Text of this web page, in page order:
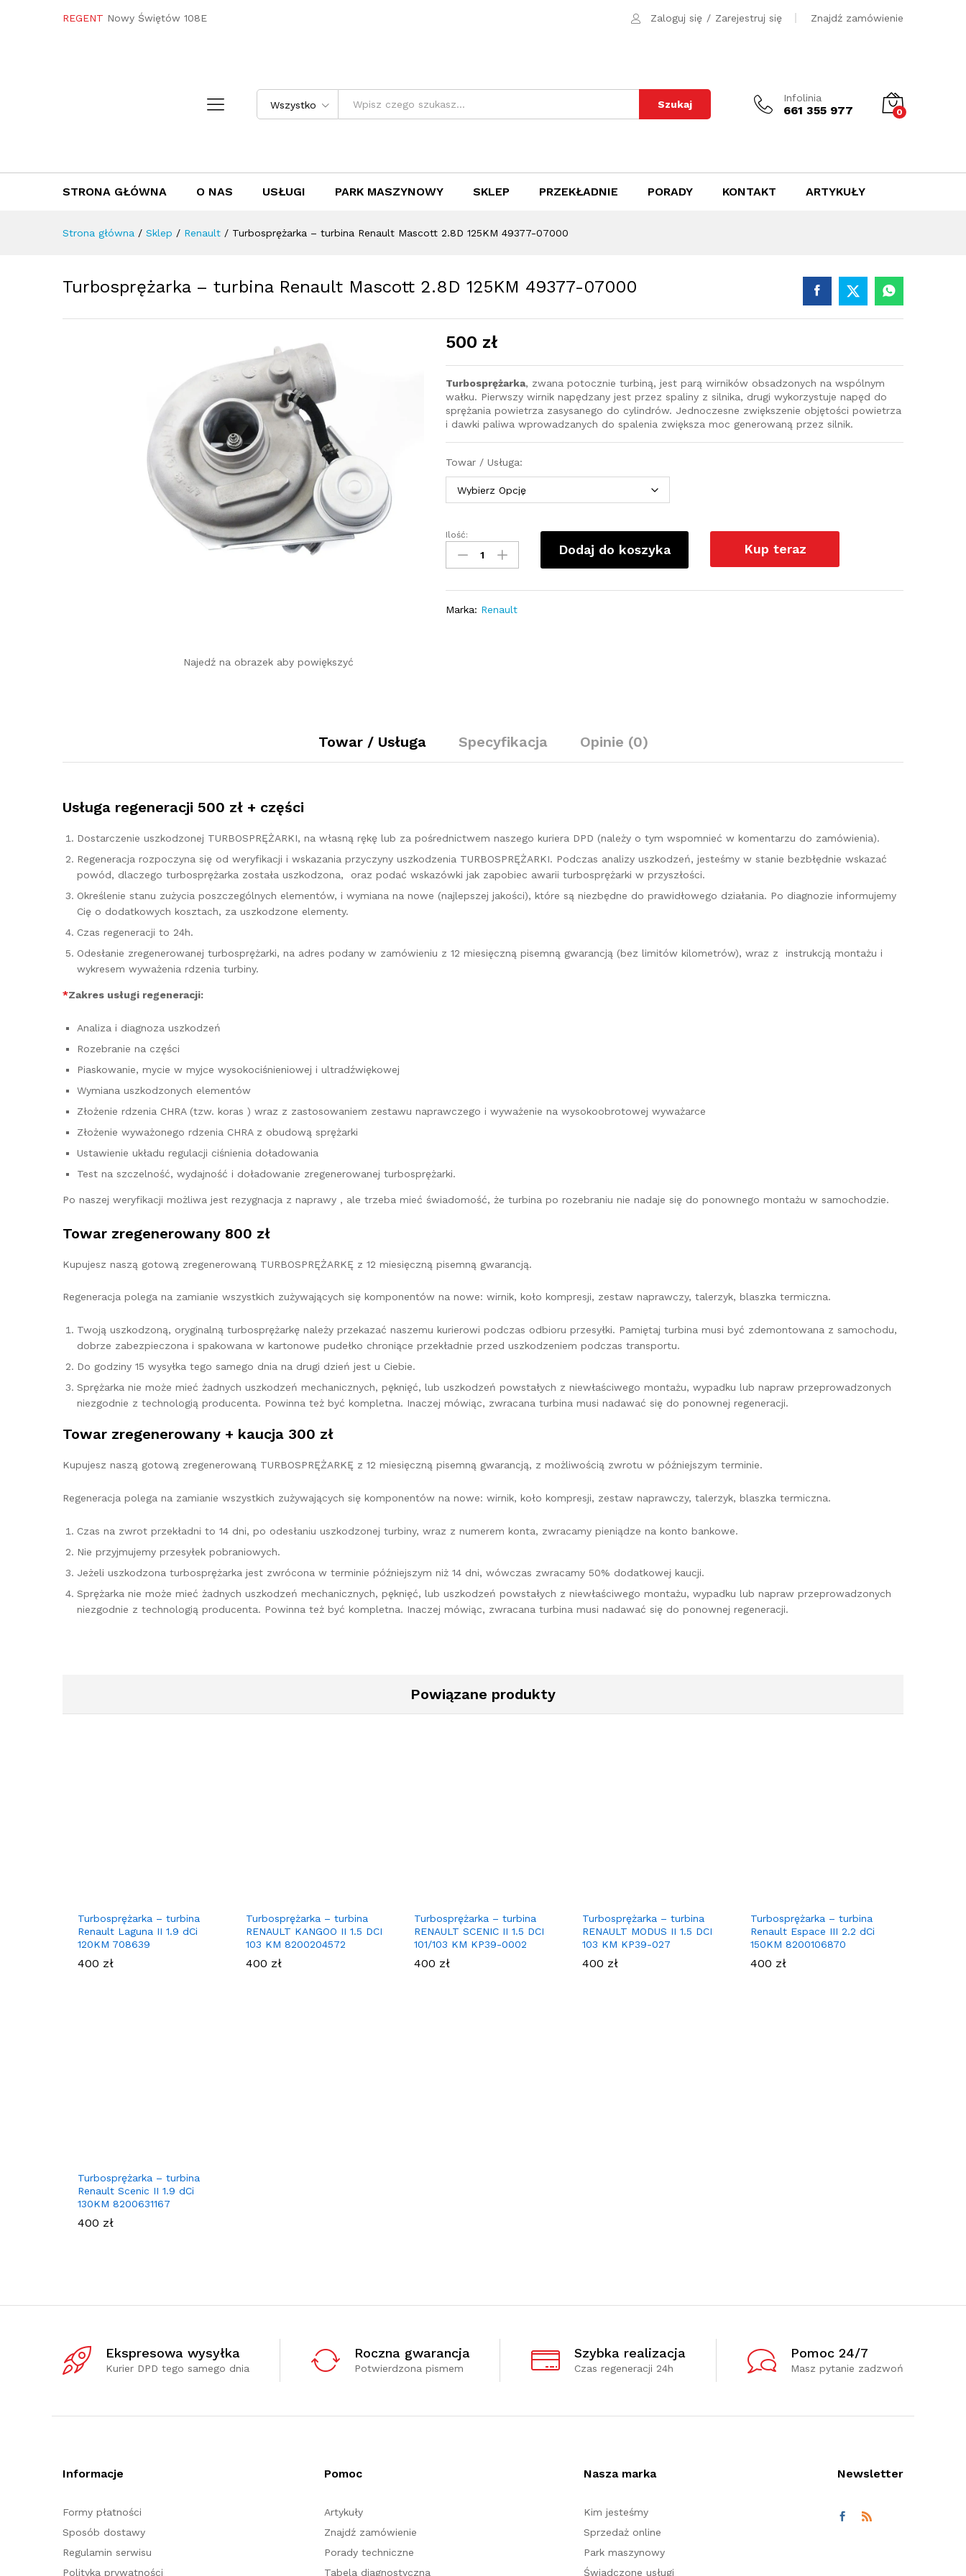
REGENT Nowy Świętów 108E Zaloguj się / Zarejestruj się Znajdź zamówienie
Wszystko Szukaj
Infolinia
661 355 977 0
STRONA GŁÓWNA O NAS USŁUGI PARK MASZYNOWY SKLEP PRZEKŁADNIE PORADY KONTAKT ARTYKUŁY
Strona główna / Sklep / Renault / Turbosprężarka – turbina Renault Mascott 2.8D 125KM 49377-07000
Turbosprężarka – turbina Renault Mascott 2.8D 125KM 49377-07000
Najedź na obrazek aby powiększyć
500 zł
Turbosprężarka, zwana potocznie turbiną, jest parą wirników obsadzonych na wspólnym
wałku. Pierwszy wirnik napędzany jest przez spaliny z silnika, drugi wykorzystuje napęd do
sprężania powietrza zasysanego do cylindrów. Jednoczesne zwiększenie objętości powietrza
i dawki paliwa wprowadzanych do spalenia zwiększa moc generowaną przez silnik.
Towar / Usługa:
Turbosprężarka
turbina
2.8D
Ilość:
Dodaj do koszyka Kup teraz
Marka: Renault
Towar / Usługa Specyfikacja Opinie (0)
Usługa regeneracji 500 zł + części
Dostarczenie uszkodzonej TURBOSPRĘŻARKI, na własną rękę lub za pośrednictwem naszego kuriera DPD (należy o tym wspomnieć w komentarzu do zamówienia).
Regeneracja rozpoczyna się od weryfikacji i wskazania przyczyny uszkodzenia TURBOSPRĘŻARKI. Podczas analizy uszkodzeń, jesteśmy w stanie bezbłędnie wskazać
powód, dlaczego turbosprężarka została uszkodzona, oraz podać wskazówki jak zapobiec awarii turbosprężarki w przyszłości.
Określenie stanu zużycia poszczególnych elementów, i wymiana na nowe (najlepszej jakości), które są niezbędne do prawidłowego działania. Po diagnozie informujemy
Cię o dodatkowych kosztach, za uszkodzone elementy.
Czas regeneracji to 24h.
Odesłanie zregenerowanej turbosprężarki, na adres podany w zamówieniu z 12 miesięczną pisemną gwarancją (bez limitów kilometrów), wraz z instrukcją montażu i
wykresem wyważenia rdzenia turbiny.
*Zakres usługi regeneracji:
Analiza i diagnoza uszkodzeń
Rozebranie na części
Piaskowanie, mycie w myjce wysokociśnieniowej i ultradźwiękowej
Wymiana uszkodzonych elementów
Złożenie rdzenia CHRA (tzw. koras ) wraz z zastosowaniem zestawu naprawczego i wyważenie na wysokoobrotowej wyważarce
Złożenie wyważonego rdzenia CHRA z obudową sprężarki
Ustawienie układu regulacji ciśnienia doładowania
Test na szczelność, wydajność i doładowanie zregenerowanej turbosprężarki.
Po naszej weryfikacji możliwa jest rezygnacja z naprawy , ale trzeba mieć świadomość, że turbina po rozebraniu nie nadaje się do ponownego montażu w samochodzie.
Towar zregenerowany 800 zł
Kupujesz naszą gotową zregenerowaną TURBOSPRĘŻARKĘ z 12 miesięczną pisemną gwarancją.
Regeneracja polega na zamianie wszystkich zużywających się komponentów na nowe: wirnik, koło kompresji, zestaw naprawczy, talerzyk, blaszka termiczna.
Twoją uszkodzoną, oryginalną turbosprężarkę należy przekazać naszemu kurierowi podczas odbioru przesyłki. Pamiętaj turbina musi być zdemontowana z samochodu,
dobrze zabezpieczona i spakowana w kartonowe pudełko chroniące przekładnie przed uszkodzeniem podczas transportu.
Do godziny 15 wysyłka tego samego dnia na drugi dzień jest u Ciebie.
Sprężarka nie może mieć żadnych uszkodzeń mechanicznych, pęknięć, lub uszkodzeń powstałych z niewłaściwego montażu, wypadku lub napraw przeprowadzonych
niezgodnie z technologią producenta. Powinna też być kompletna. Inaczej mówiąc, zwracana turbina musi nadawać się do ponownej regeneracji.
Towar zregenerowany + kaucja 300 zł
Kupujesz naszą gotową zregenerowaną TURBOSPRĘŻARKĘ z 12 miesięczną pisemną gwarancją, z możliwością zwrotu w późniejszym terminie.
Regeneracja polega na zamianie wszystkich zużywających się komponentów na nowe: wirnik, koło kompresji, zestaw naprawczy, talerzyk, blaszka termiczna.
Czas na zwrot przekładni to 14 dni, po odesłaniu uszkodzonej turbiny, wraz z numerem konta, zwracamy pieniądze na konto bankowe.
Nie przyjmujemy przesyłek pobraniowych.
Jeżeli uszkodzona turbosprężarka jest zwrócona w terminie późniejszym niż 14 dni, wówczas zwracamy 50% dodatkowej kaucji.
Sprężarka nie może mieć żadnych uszkodzeń mechanicznych, pęknięć, lub uszkodzeń powstałych z niewłaściwego montażu, wypadku lub napraw przeprowadzonych
niezgodnie z technologią producenta. Powinna też być kompletna. Inaczej mówiąc, zwracana turbina musi nadawać się do ponownej regeneracji.
Powiązane produkty
Turbosprężarka – turbina
Renault Laguna II 1.9 dCi
120KM 708639
400 zł
Turbosprężarka – turbina
RENAULT KANGOO II 1.5 DCI
103 KM 8200204572
400 zł
Turbosprężarka – turbina
RENAULT SCENIC II 1.5 DCI
101/103 KM KP39-0002
400 zł
Turbosprężarka – turbina
RENAULT MODUS II 1.5 DCI
103 KM KP39-027
400 zł
Turbosprężarka – turbina
Renault Espace III 2.2 dCi
150KM 8200106870
400 zł
Turbosprężarka – turbina
Renault Scenic II 1.9 dCi
130KM 8200631167
400 zł
Ekspresowa wysyłka
Kurier DPD tego samego dnia
Roczna gwarancja
Potwierdzona pismem
Szybka realizacja
Czas regeneracji 24h
Pomoc 24/7
Masz pytanie zadzwoń
Informacje
Formy płatności
Sposób dostawy
Regulamin serwisu
Polityka prywatności
Pomoc
Artykuły
Znajdź zamówienie
Porady techniczne
Tabela diagnostyczna
Nasza marka
Kim jesteśmy
Sprzedaż online
Park maszynowy
Świadczone usługi
Newsletter
Towar / Usługa
500zł Dodaj do koszyka